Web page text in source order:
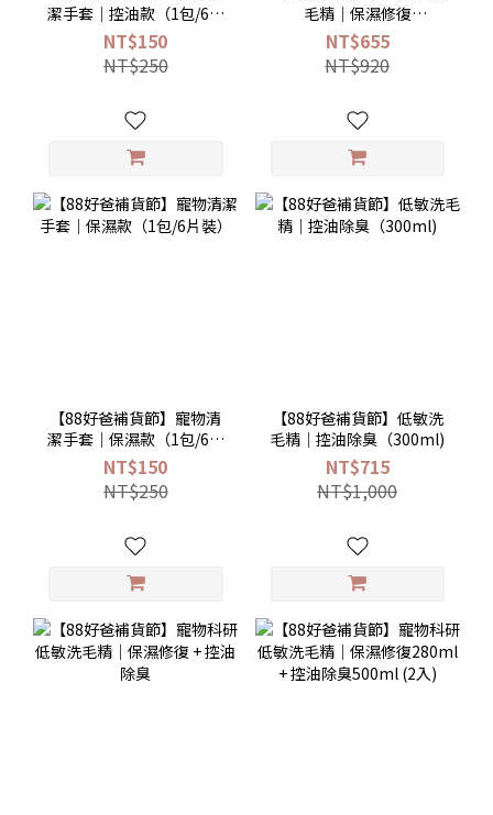
潔手套｜控油款（1包/6片
裝）
NT$150
NT$250
毛精｜保濕修復
（280ml）
NT$655
NT$920
【88好爸補貨節】寵物清
潔手套｜保濕款（1包/6片
裝）
NT$150
NT$250
【88好爸補貨節】低敏洗
毛精｜控油除臭（300ml)
NT$715
NT$1,000